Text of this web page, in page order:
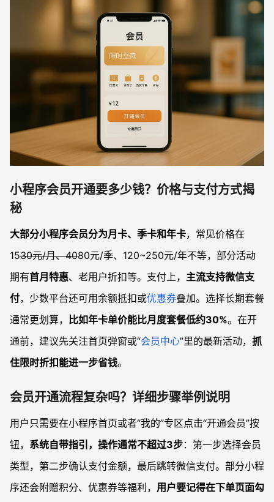
小程序会员开通要多少钱？价格与支付方式揭
秘
大部分小程序会员分为月卡、季卡和年卡，常见价格在
1530元/月、4080元/季、120~250元/年不等，部分活动
期有首月特惠、老用户折扣等。支付上， 主流支持微信支
付，少数平台还可用余额抵扣或优惠券叠加。选择长期套餐
通常更划算， 比如年卡单价能比月度套餐低约30%。在开
通前，建议先关注首页弹窗或“会员中心”里的最新活动， 抓
住限时折扣能进一步省钱。
会员开通流程复杂吗？详细步骤举例说明
用户只需要在小程序首页或者“我的”专区点击“开通会员”按
钮， 系统自带指引，操作通常不超过3步：第一步选择会员
类型，第二步确认支付金额，最后跳转微信支付。部分小程
序还会附赠积分、优惠券等福利， 用户要记得在下单页面勾